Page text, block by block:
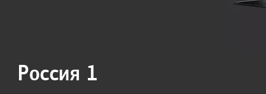
Россия 1